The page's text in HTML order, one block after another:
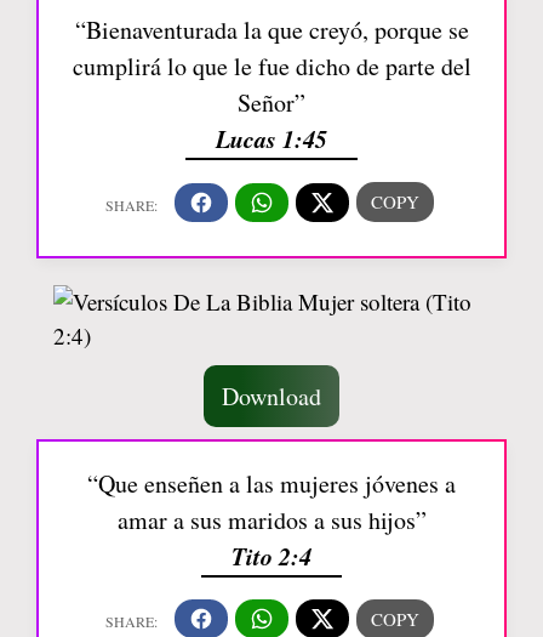
“Bienaventurada la que creyó, porque se
cumplirá lo que le fue dicho de parte del
Señor”
Lucas 1:45
Download
“Que enseñen a las mujeres jóvenes a
amar a sus maridos a sus hijos”
Tito 2:4